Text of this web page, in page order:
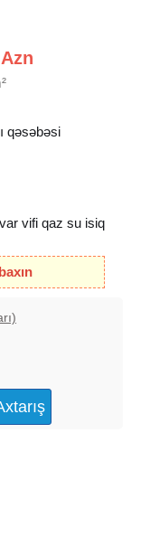
qəsəbəsi
vifi qaz su isiq